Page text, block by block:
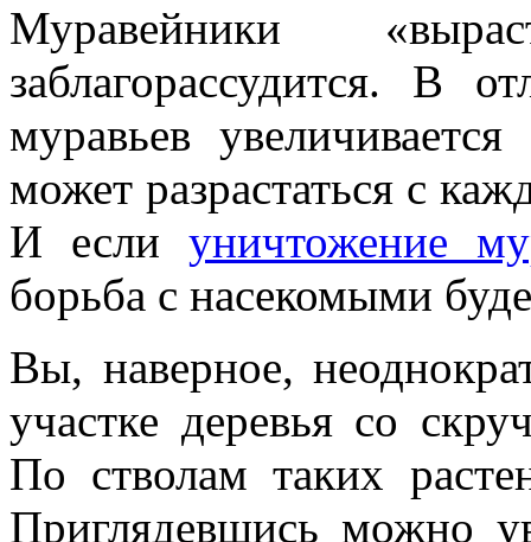
Муравейники
заблагорассудится. В
муравьев
может разрастаться с
И если уничтожение
борьба с насекомыми
Вы, наверное,
участке деревья со
По стволам таких
Приглядевшись можно